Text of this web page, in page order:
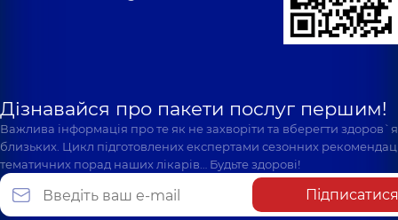
Дізнавайся про пакети послуг першим!
Важлива інформація про те як не захворіти та вберегти
близьких. Цикл підготовлених експертами сезонних
тематичних порад наших лікарів… Будьте здорові!
Підписатися